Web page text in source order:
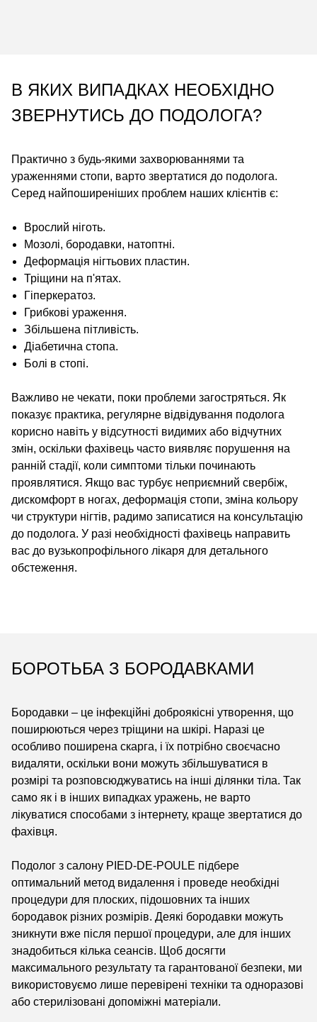
В ЯКИХ ВИПАДКАХ НЕОБХІДНО
ЗВЕРНУТИСЬ ДО ПОДОЛОГА?
Практично з будь-якими захворюваннями та
ураженнями стопи, варто звертатися до подолога.
Серед найпоширеніших проблем наших клієнтів є:
Врослий ніготь.
Мозолі, бородавки, натоптні.
Деформація нігтьових пластин.
Тріщини на п'ятах.
Гіперкератоз.
Грибкові ураження.
Збільшена пітливість.
Діабетична стопа.
Болі в стопі.
Важливо не чекати, поки проблеми загостряться. Як
показує практика, регулярне відвідування подолога
корисно навіть у відсутності видимих або відчутних
змін, оскільки фахівець часто виявляє порушення на
ранній стадії, коли симптоми тільки починають
проявлятися. Якщо вас турбує неприємний свербіж,
дискомфорт в ногах, деформація стопи, зміна кольору
чи структури нігтів, радимо записатися на консультацію
до подолога. У разі необхідності фахівець направить
вас до вузькопрофільного лікаря для детального
обстеження.
БОРОТЬБА З БОРОДАВКАМИ
Бородавки – це інфекційні доброякісні утворення, що
поширюються через тріщини на шкірі. Наразі це
особливо поширена скарга, і їх потрібно своєчасно
видаляти, оскільки вони можуть збільшуватися в
розмірі та розповсюджуватись на інші ділянки тіла. Так
само як і в інших випадках уражень, не варто
лікуватися способами з інтернету, краще звертатися до
фахівця.
Подолог з салону PIED-DE-POULE підбере
оптимальний метод видалення і проведе необхідні
процедури для плоских, підошовних та інших
бородавок різних розмірів. Деякі бородавки можуть
зникнути вже після першої процедури, але для інших
знадобиться кілька сеансів. Щоб досягти
максимального результату та гарантованої безпеки, ми
використовуємо лише перевірені техніки та одноразові
або стерилізовані допоміжні матеріали.